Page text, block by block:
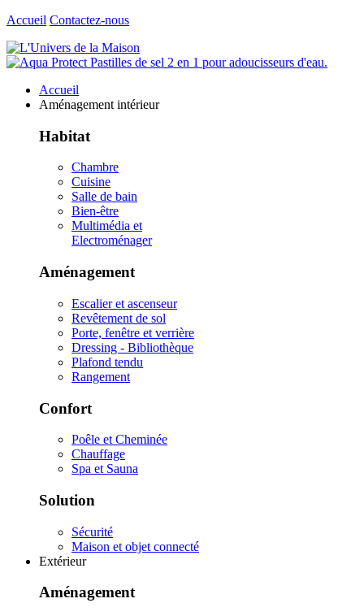
Accueil Contactez-nous
Accueil
Aménagement intérieur
Habitat
Chambre
Cuisine
Salle de bain
Bien-être
Multimédia et
Electroménager
Aménagement
Escalier et ascenseur
Revêtement de sol
Porte, fenêtre et verrière
Dressing - Bibliothèque
Plafond tendu
Rangement
Confort
Poêle et Cheminée
Chauffage
Spa et Sauna
Solution
Sécurité
Maison et objet connecté
Extérieur
Aménagement